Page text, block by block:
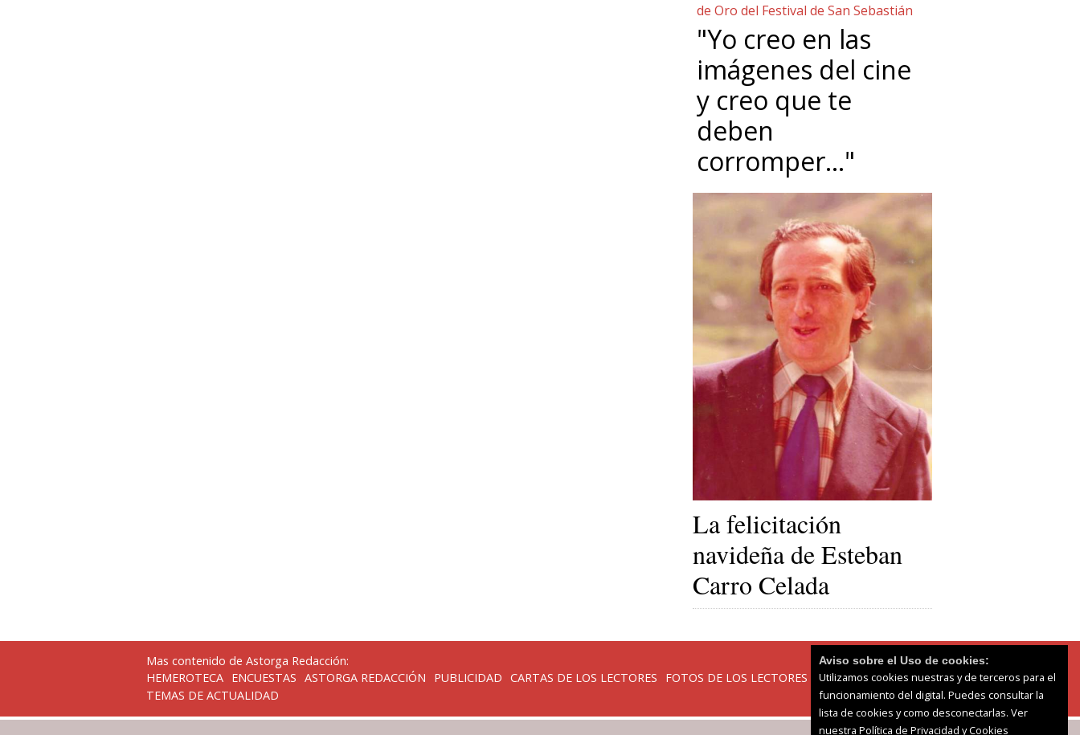
de Oro del Festival de San Sebastián
"Yo creo en las
imágenes del cine
y creo que te
deben
corromper…"
La felicitación
navideña de Esteban
Carro Celada
Mas contenido de Astorga Redacción:
HEMEROTECA ENCUESTAS ASTORGA REDACCIÓN PUBLICIDAD CARTAS DE LOS LECTORES
FOTOS DE LOS LECTORES
TEMAS DE ACTUALIDAD
Aviso sobre el Uso de cookies:
Utilizamos cookies nuestras y de terceros para el
funcionamiento del digital. Puedes consultar la
lista de cookies y como desconectarlas. Ver
nuestra Política de Privacidad y Cookies